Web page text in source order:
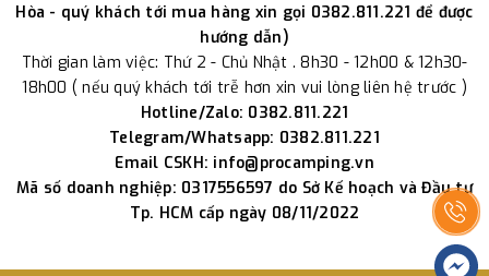
Hòa - quý khách tới mua hàng xin gọi 0382.811.221 để được
hướng dẫn)
Thời gian làm việc: Thứ 2 - Chủ Nhật . 8h30 - 12h00 & 12h30-
18h00 ( nếu quý khách tới trễ hơn xin vui lòng liên hệ trước )
Hotline/Zalo: 0382.811.221
Telegram/Whatsapp: 0382.811.221
Email CSKH: info@procamping.vn
Mã số doanh nghiệp: 0317556597 do Sở Kế hoạch và Đầu tư
Tp. HCM cấp ngày 08/11/2022